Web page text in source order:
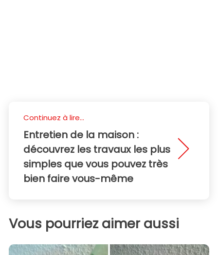
Continuez à lire...
Entretien de la maison :
découvrez les travaux les plus
simples que vous pouvez très
bien faire vous-même
Vous pourriez aimer aussi